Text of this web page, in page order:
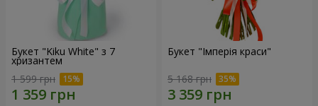
Букет "Kiku White" з 7
хризантем
1 599 грн
Букет "Імперія краси"
5 168 грн